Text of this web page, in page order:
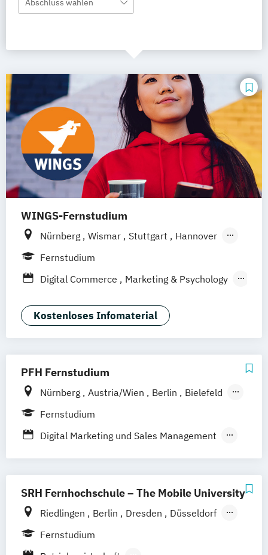
Abschluss wählen
WINGS-Fernstudium
Nürnberg Wismar Stuttgart
Hannover
Leipzig
Frankfurt am Main
Dortmund Bonn
Fernstudium
Digital Commerce
Marketing & Psychology
Wirtschaftspsychologie
Kostenloses Infomaterial
PFH Fernstudium
Nürnberg Austria/Wien Berlin
Bielefeld
Bremen
Göttingen Hamburg Hannover
Kaiserslautern/Kusel Kiel Leipzig
Ludwigshafen/Diez München
Online-Fernstudium
Regensburg Stade
Stuttgart
Köln
Fernstudium
Digital Marketing und Sales Management
SRH Fernhochschule – The Mobile University
Riedlingen Berlin Dresden
Düsseldorf
Hamburg
Fernstudium